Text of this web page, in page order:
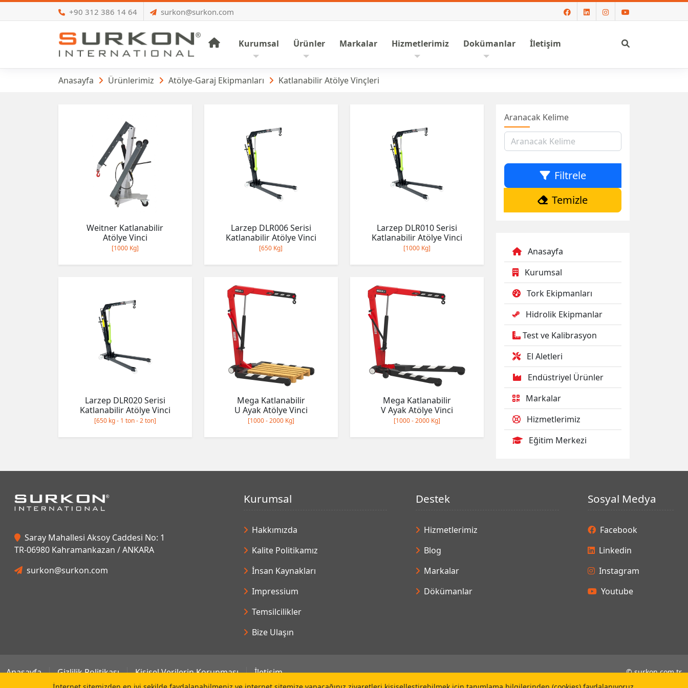
+90 312 386 14 64 surkon@surkon.com
Anasayfa
Kurumsal Ürünler Markalar Hizmetlerimiz Dokümanlar İletişim
Katlanabilir Atölye Vinçleri
Anasayfa Ürünlerimiz Atölye-Garaj Ekipmanları Katlanabilir Atölye Vinçleri
Weitner Katlanabilir
Atölye Vinci
[1000 Kg]
Larzep DLR006 Serisi
Katlanabilir Atölye Vinci
[650 Kg]
Larzep DLR010 Serisi
Katlanabilir Atölye Vinci
[1000 Kg]
Larzep DLR020 Serisi
Katlanabilir Atölye Vinci
[650 kg - 1 ton - 2 ton]
Mega Katlanabilir
U Ayak Atölye Vinci
[1000 - 2000 Kg]
Mega Katlanabilir
V Ayak Atölye Vinci
[1000 - 2000 Kg]
Aranacak Kelime
Filtrele
Temizle
Anasayfa
Kurumsal
Tork Ekipmanları
Hidrolik Ekipmanlar
Test ve Kalibrasyon
El Aletleri
Endüstriyel Ürünler
Markalar
Hizmetlerimiz
Eğitim Merkezi
Saray Mahallesi Aksoy Caddesi No: 1
TR-06980 Kahramankazan / ANKARA
surkon@surkon.com
Kurumsal
Hakkımızda
Kalite Politikamız
İnsan Kaynakları
Impressium
Temsilcilikler
Bize Ulaşın
Destek
Hizmetlerimiz
Blog
Markalar
Dökümanlar
Sosyal Medya
Facebook
Linkedin
Instagram
Youtube
Anasayfa Gizlilik Politikası Kişisel Verilerin Korunması İletişim ©surkon.com.tr